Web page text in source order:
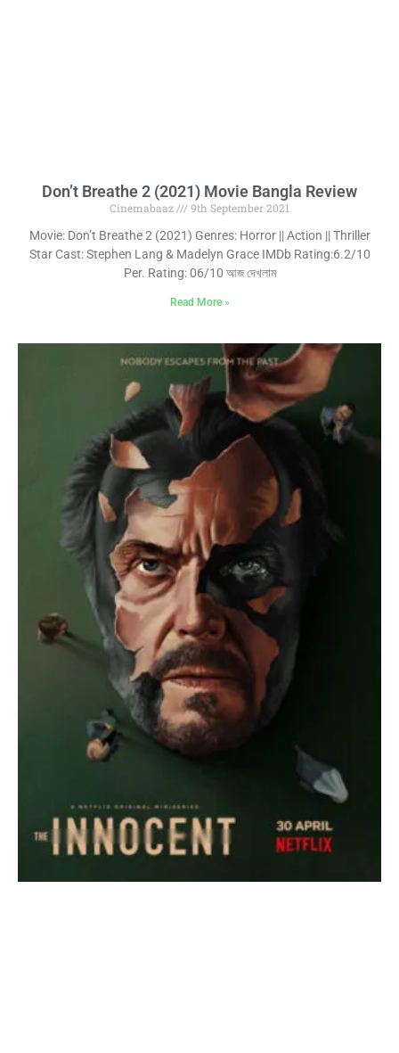
Don’t Breathe 2 (2021) Movie Bangla Review
Cinemabaaz
9th September 2021
Movie: Don’t Breathe 2 (2021) Genres: Horror || Action || Thriller
Star Cast: Stephen Lang & Madelyn Grace IMDb Rating:6.2/10
Per. Rating: 06/10 আজ দেখলাম
Read More »